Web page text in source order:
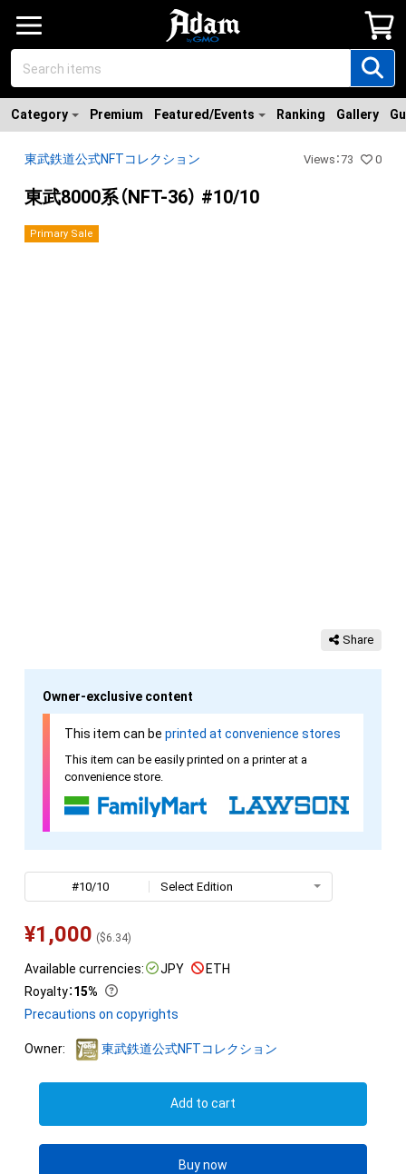
Category Premium Featured/Events Ranking Gallery
東武鉄道公式NFTコレクション Views ：73 0
東武8000系（NFT-36） #10/10
Primary Sale
Share
Owner-exclusive content
This item can be printed at convenience stores
This item can be easily printed on a printer at a
convenience store.
#10/10 Select Edition
¥1,000 ($6.34)
Available currencies: JPY
ETH
Royalty：15%
Precautions on copyrights
Owner: 東武鉄道公式NFTコレクション
Add to cart
Buy now